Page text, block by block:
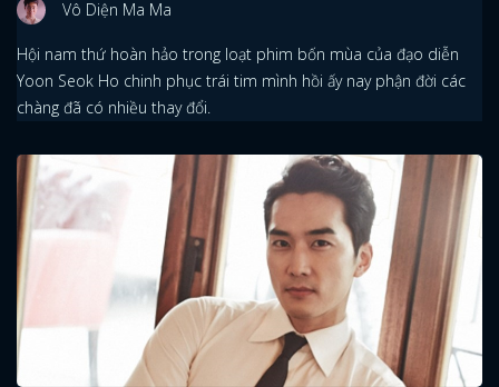
Vô Diện Ma Ma
Hội nam thứ hoàn hảo trong loạt phim bốn mùa của đạo diễn
Yoon Seok Ho chinh phục trái tim mình hồi ấy nay phận đời các
chàng đã có nhiều thay đổi.